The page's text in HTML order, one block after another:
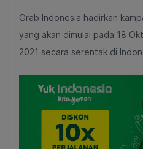
Grab Indonesia hadirkan
yang akan dimulai pada 18
2021 secara serentak di